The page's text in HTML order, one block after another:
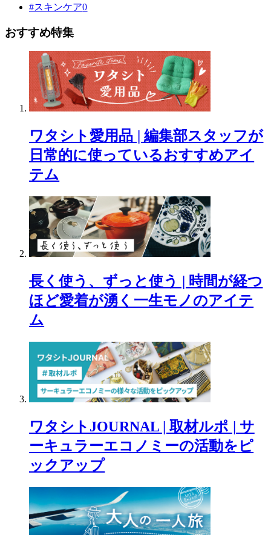
#スキンケア0
おすすめ特集
ワタシト愛用品 | 編集部スタッフが
日常的に使っているおすすめアイ
テム
長く使う、ずっと使う | 時間が経つ
ほど愛着が湧く一生モノのアイテ
ム
ワタシトJOURNAL | 取材ルポ | サ
ーキュラーエコノミーの活動をピ
ックアップ